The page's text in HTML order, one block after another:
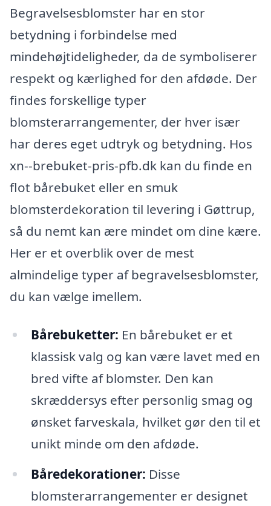
Begravelsesblomster har en stor
betydning i forbindelse med
mindehøjtideligheder, da de symboliserer
respekt og kærlighed for den afdøde. Der
findes forskellige typer
blomsterarrangementer, der hver især
har deres eget udtryk og betydning. Hos
xn--brebuket-pris-pfb.dk kan du finde en
flot bårebuket eller en smuk
blomsterdekoration til levering i Gøttrup,
så du nemt kan ære mindet om dine kære.
Her er et overblik over de mest
almindelige typer af begravelsesblomster,
du kan vælge imellem.
Bårebuketter: En bårebuket er et
klassisk valg og kan være lavet med en
bred vifte af blomster. Den kan
skræddersys efter personlig smag og
ønsket farveskala, hvilket gør den til et
unikt minde om den afdøde.
Båredekorationer: Disse
blomsterarrangementer er designet